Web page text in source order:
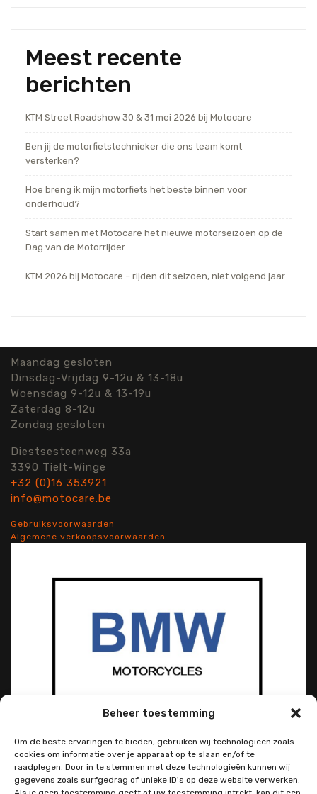
Beheer toestemming
Om de beste ervaringen te bieden, gebruiken wij technologieën zoals
cookies om informatie over je apparaat op te slaan en/of te
raadplegen. Door in te stemmen met deze technologieën kunnen wij
gegevens zoals surfgedrag of unieke ID's op deze website verwerken.
Meest recente
berichten
KTM Street Roadshow 30 & 31 mei 2026 bij Motocare
Ben jij de motorfietstechnieker die ons team komt
versterken?
Hoe breng ik mijn motorfiets het beste binnen voor
onderhoud?
Start samen met Motocare het nieuwe motorseizoen op de
Dag van de Motorrijder
KTM 2026 bij Motocare – rijden dit seizoen, niet volgend jaar
Maandag gesloten
Dinsdag-Vrijdag 9-12u & 13-18u
Woensdag 9-12u & 13-19u
Zaterdag 8-12u
Zondag gesloten
Diestsesteenweg 33a
3390 Tielt-Winge
+32 (0)16 353921
info@motocare.be
Gebruiksvoorwaarden
Algemene verkoopsvoorwaarden